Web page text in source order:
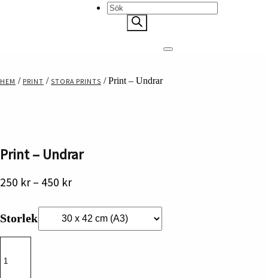
Products
search
HEM / PRINT / STORA PRINTS / Print – Undrar
Print – Undrar
250 kr – 450 krPrisintervall:
till
450 kr
Storlek
Undrar